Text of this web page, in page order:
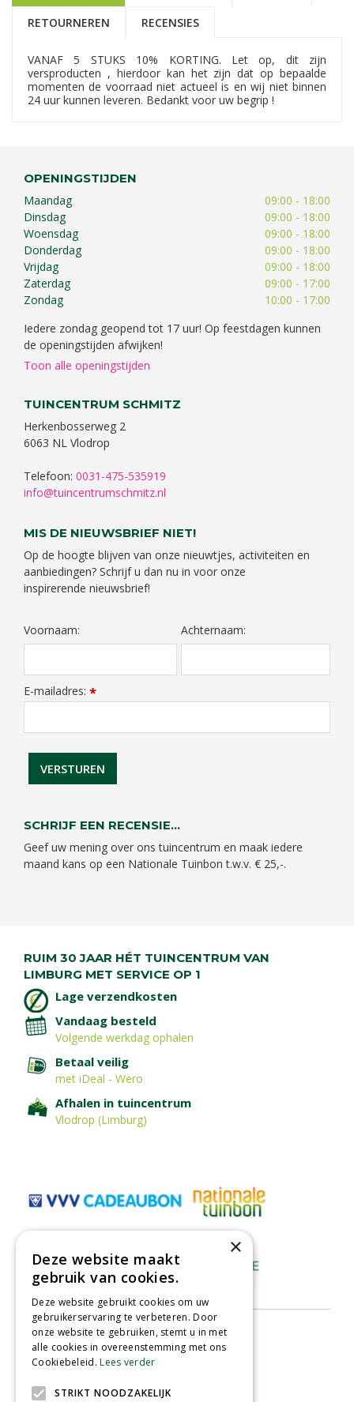
RETOURNEREN RECENSIES
VANAF 5 STUKS 10% KORTING. Let op, dit zijn
versproducten , hierdoor kan het zijn dat op bepaalde
momenten de voorraad niet actueel is en wij niet binnen
24 uur kunnen leveren. Bedankt voor uw begrip !
OPENINGSTIJDEN
Maandag
09:00 - 18:00
Dinsdag
09:00 - 18:00
Woensdag
09:00 - 18:00
Donderdag
09:00 - 18:00
Vrijdag
09:00 - 18:00
Zaterdag
09:00 - 17:00
Zondag
10:00 - 17:00
Iedere zondag geopend tot 17 uur! Op feestdagen kunnen
de openingstijden afwijken!
Toon alle openingstijden
TUINCENTRUM SCHMITZ
Herkenbosserweg 2
6063 NL Vlodrop
Telefoon: 0031-475-535919
info@tuincentrumschmitz.nl
MIS DE NIEUWSBRIEF NIET!
Op de hoogte blijven van onze nieuwtjes, activiteiten en
aanbiedingen? Schrijf u dan nu in voor onze
inspirerende nieuwsbrief!
Voornaam: Achternaam:
E-mailadres: *
SCHRIJF EEN RECENSIE...
Geef uw mening over ons tuincentrum en maak iedere
maand kans op een Nationale Tuinbon t.w.v. € 25,-.
RUIM 30 JAAR HÉT TUINCENTRUM VAN
LIMBURG MET SERVICE OP 1
Lage verzendkosten
Vandaag besteld
Volgende werkdag ophalen
Betaal veilig
met iDeal - Wero
Afhalen in tuincentrum
Vlodrop (Limburg)
×
Deze website maakt
gebruik van cookies.
Deze website gebruikt cookies om uw
gebruikerservaring te verbeteren. Door
onze website te gebruiken, stemt u in met
alle cookies in overeenstemming met ons
Cookiebeleid.Lees verder
STRIKT NOODZAKELIJK